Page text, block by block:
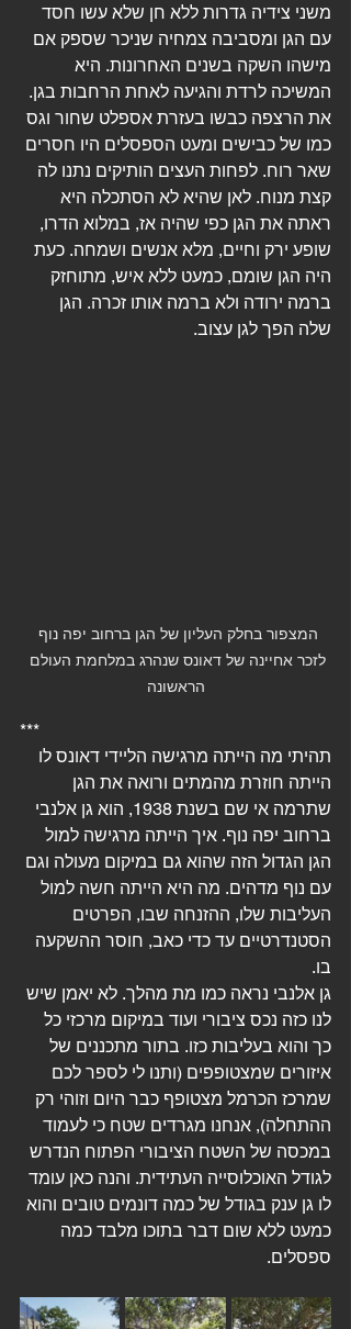
משני צידיה גדרות ללא חן שלא עשו חסד
עם הגן ומסביבה צמחיה שניכר שספק אם
מישהו השקה בשנים האחרונות. היא
המשיכה לרדת והגיעה לאחת הרחבות בגן.
את הרצפה כבשו בעזרת אספלט שחור וגס
כמו של כבישים ומעט הספסלים היו חסרים
שאר רוח. לפחות העצים הותיקים נתנו לה
קצת מנוח. לאן שהיא לא הסתכלה היא
ראתה את הגן כפי שהיה אז, במלוא הדרו,
שופע ירק וחיים, מלא אנשים ושמחה. כעת
היה הגן שומם, כמעט ללא איש, מתוחזק
ברמה ירודה ולא ברמה אותו זכרה. הגן
שלה הפך לגן עצוב.
המצפור בחלק העליון של הגן ברחוב יפה נוף
לזכר אחיינה של דאונס שנהרג במלחמת העולם
הראשונה
***
תהיתי מה הייתה מרגישה הליידי דאונס לו
הייתה חוזרת מהמתים ורואה את הגן
שתרמה אי שם בשנת 1938, הוא גן אלנבי
ברחוב יפה נוף. איך הייתה מרגישה למול
הגן הגדול הזה שהוא גם במיקום מעולה וגם
עם נוף מדהים. מה היא הייתה חשה למול
העליבות שלו, ההזנחה שבו, הפרטים
הסטנדרטיים עד כדי כאב, חוסר ההשקעה
בו.
גן אלנבי נראה כמו מת מהלך. לא יאמן שיש
לנו כזה נכס ציבורי ועוד במיקום מרכזי כל
כך והוא בעליבות כזו. בתור מתכננים של
איזורים שמצטופפים (ותנו לי לספר לכם
שמרכז הכרמל מצטופף כבר היום וזוהי רק
ההתחלה), אנחנו מגרדים שטח כי לעמוד
במכסה של השטח הציבורי הפתוח הנדרש
לגודל האוכלוסייה העתידית. והנה כאן עומד
לו גן ענק בגודל של כמה דונמים טובים והוא
כמעט ללא שום דבר בתוכו מלבד כמה
ספסלים.